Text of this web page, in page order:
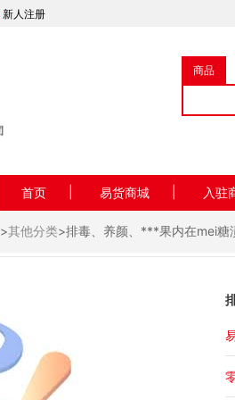
新人注册
商品
首页 易货商城 入驻
>其他分类>排毒、养颜、***果内在mei